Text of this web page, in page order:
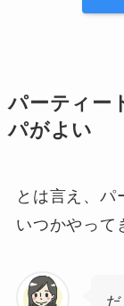
パーティー
パがよい
とは言え、パ
いつかやって